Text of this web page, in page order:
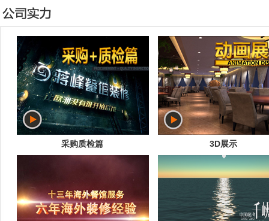
采购质检篇 3D展示